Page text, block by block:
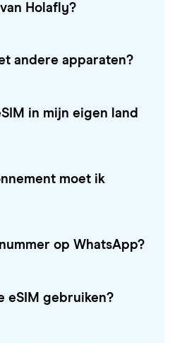
Holafly?
andere apparaten?
in mijn eigen land
moet ik
op WhatsApp?
eSIM gebruiken?